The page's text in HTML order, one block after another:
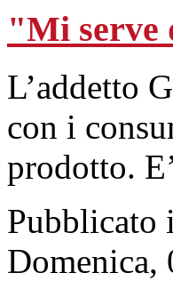
"Mi serve
L’addetto
con i
prodotto.
Pubblicato
Domenica,